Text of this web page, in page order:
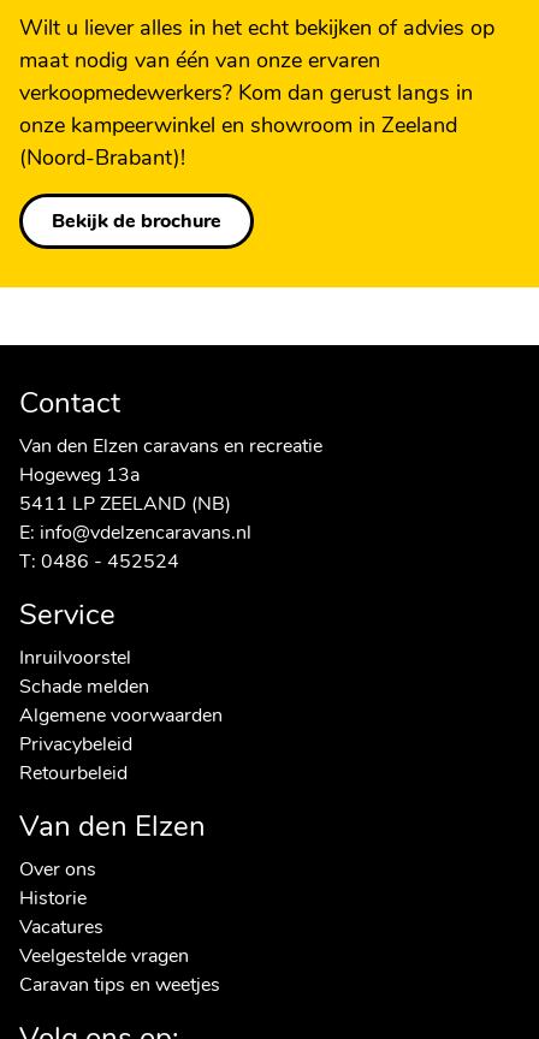
Wilt u liever alles in het echt bekijken of advies op
maat nodig van één van onze ervaren
verkoopmedewerkers? Kom dan gerust langs in
onze kampeerwinkel en showroom in Zeeland
(Noord-Brabant)!
Bekijk de brochure
Contact
Van den Elzen caravans en recreatie
Hogeweg 13a
5411 LP ZEELAND (NB)
E: info@vdelzencaravans.nl
T: 0486 - 452524
Service
Inruilvoorstel
Schade melden
Algemene voorwaarden
Privacybeleid
Retourbeleid
Van den Elzen
Over ons
Historie
Vacatures
Veelgestelde vragen
Caravan tips en weetjes